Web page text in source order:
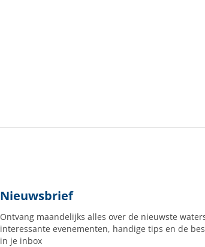
Nieuwsbrief
Ontvang maandelijks alles over de nieuwste
interessante evenementen, handige tips en de
in je inbox